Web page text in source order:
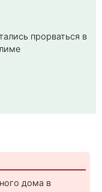
прорваться в
дома в